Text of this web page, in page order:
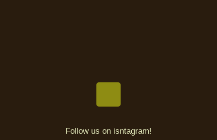
Follow us on isntagram!